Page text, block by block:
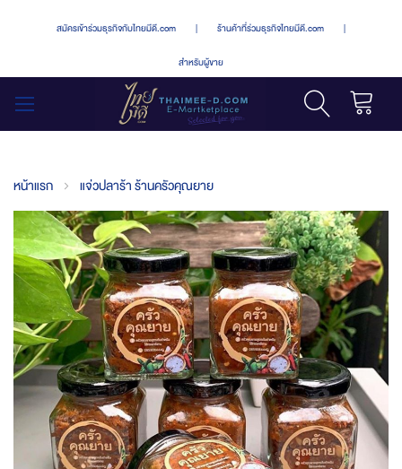
สมัครเข้าร่วมธุรกิจกับไทยมีดี.com | ร้านค้าที่ร่วมธุรกิจไทยมีดี.com |
สำหรับผู้ขาย
หน้าแรก แจ่วปลาร้า ร้านครัวคุณยาย
Skip
to
the
end
of
the
images
gallery